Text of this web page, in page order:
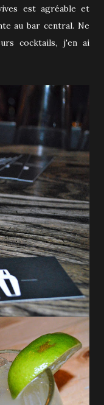
est agréable et
au bar central. Ne
cocktails, j'en ai